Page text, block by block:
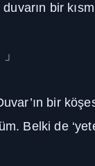
duvarın bir
」
bir
Belki de